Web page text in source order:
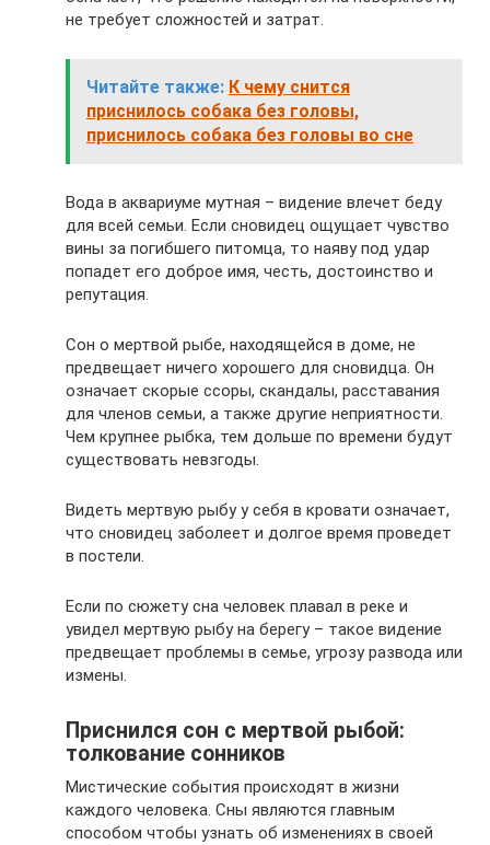
не требует сложностей и затрат.
Читайте также: К чему снится
приснилось собака без головы,
приснилось собака без головы во сне
Вода в аквариуме мутная – видение влечет беду
для всей семьи. Если сновидец ощущает чувство
вины за погибшего питомца, то наяву под удар
попадет его доброе имя, честь, достоинство и
репутация.
Сон о мертвой рыбе, находящейся в доме, не
предвещает ничего хорошего для сновидца. Он
означает скорые ссоры, скандалы, расставания
для членов семьи, а также другие неприятности.
Чем крупнее рыбка, тем дольше по времени будут
существовать невзгоды.
Видеть мертвую рыбу у себя в кровати означает,
что сновидец заболеет и долгое время проведет
в постели.
Если по сюжету сна человек плавал в реке и
увидел мертвую рыбу на берегу – такое видение
предвещает проблемы в семье, угрозу развода или
измены.
Приснился сон с мертвой рыбой:
толкование сонников
Мистические события происходят в жизни
каждого человека. Сны являются главным
способом чтобы узнать об изменениях в своей